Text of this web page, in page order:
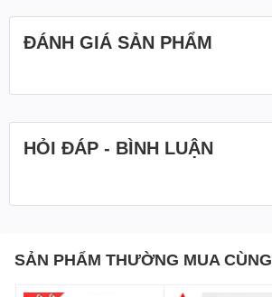
ĐÁNH GIÁ SẢN PHẨM
HỎI ĐÁP - BÌNH LUẬN
SẢN PHẨM THƯỜNG MUA CÙNG